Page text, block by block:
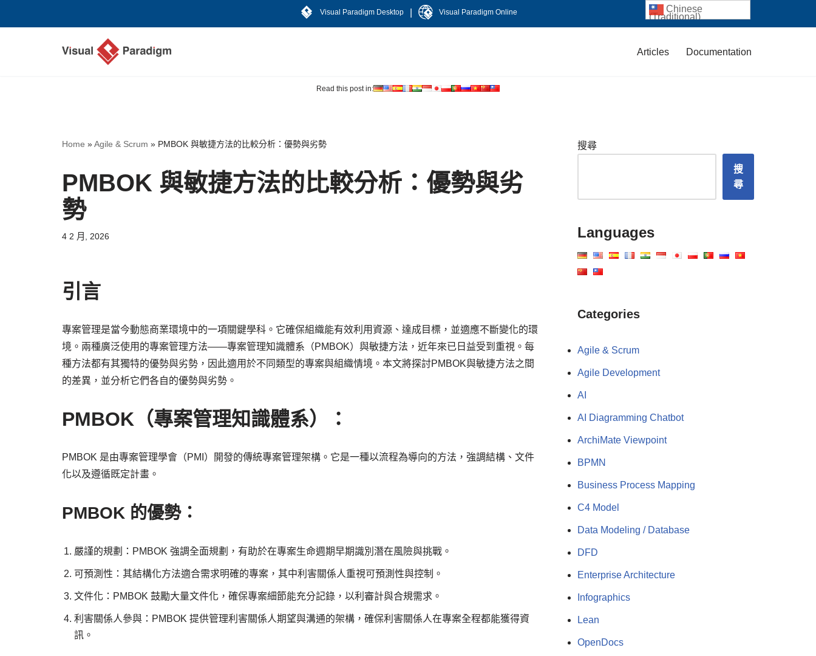
Visual Paradigm Desktop Visual Paradigm Online
Articles Documentation
Read this post in:
Home »Agile & Scrum » PMBOK 與敏捷方法的比較分析：優勢與劣勢
PMBOK 與敏捷方法的比較分析：優勢與劣
勢
4 2 月, 2026
引言
專案管理是當今動態商業環境中的一項關鍵學科。它確保組織能有效利用資源、達成目標，並適應不斷變化的環
境。兩種廣泛使用的專案管理方法——專案管理知識體系（PMBOK）與敏捷方法，近年來已日益受到重視。每
種方法都有其獨特的優勢與劣勢，因此適用於不同類型的專案與組織情境。本文將探討PMBOK與敏捷方法之間
的差異，並分析它們各自的優勢與劣勢。
PMBOK（專案管理知識體系）：
PMBOK 是由專案管理學會（PMI）開發的傳統專案管理架構。它是一種以流程為導向的方法，強調結構、文件
化以及遵循既定計畫。
PMBOK 的優勢：
嚴謹的規劃：PMBOK 強調全面規劃，有助於在專案生命週期早期識別潛在風險與挑戰。
可預測性：其結構化方法適合需求明確的專案，其中利害關係人重視可預測性與控制。
文件化：PMBOK 鼓勵大量文件化，確保專案細節能充分記錄，以利審計與合規需求。
利害關係人參與：PMBOK 提供管理利害關係人期望與溝通的架構，確保利害關係人在專案全程都能獲得資
訊。
搜尋
搜
尋
Languages
Categories
Agile & Scrum
Agile Development
AI
AI Diagramming Chatbot
ArchiMate Viewpoint
BPMN
Business Process Mapping
C4 Model
Data Modeling / Database
DFD
Enterprise Architecture
Infographics
Lean
OpenDocs
Chinese
(Traditional)